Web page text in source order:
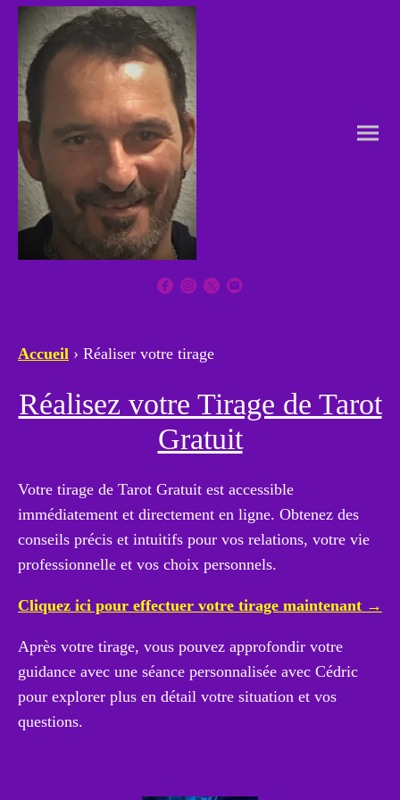
Accueil › Réaliser votre tirage
Réalisez votre Tirage de Tarot
Gratuit
Votre tirage de Tarot Gratuit est accessible
immédiatement et directement en ligne. Obtenez des
conseils précis et intuitifs pour vos relations, votre vie
professionnelle et vos choix personnels.
Cliquez ici pour effectuer votre tirage maintenant →
Après votre tirage, vous pouvez approfondir votre
guidance avec une séance personnalisée avec Cédric
pour explorer plus en détail votre situation et vos
questions.